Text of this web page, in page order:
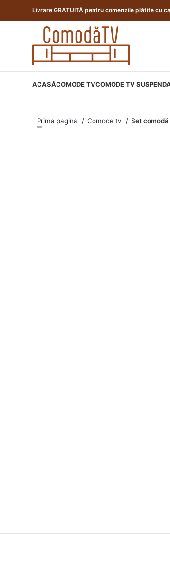
Livrare GRATUITĂ pentru comenzile plătite cu
ACASĂCOMODE TVCOMODE TV
Prima pagină Comode tv Set